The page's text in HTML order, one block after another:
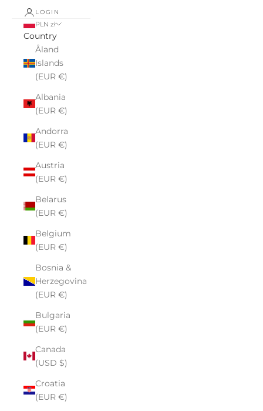
LOGIN
PLN zł
Country
Åland
Islands
(EUR €)
Albania
(EUR €)
Andorra
(EUR €)
Austria
(EUR €)
Belarus
(EUR €)
Belgium
(EUR €)
Bosnia &
Herzegovina
(EUR €)
Bulgaria
(EUR €)
Canada
(USD $)
Croatia
(EUR €)